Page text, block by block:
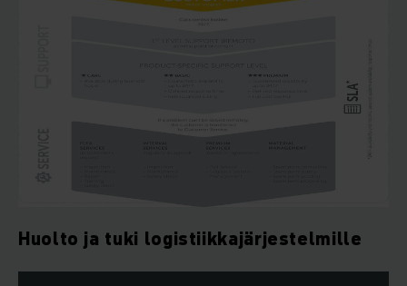
Huolto ja tuki logistiikkajärjestelmille